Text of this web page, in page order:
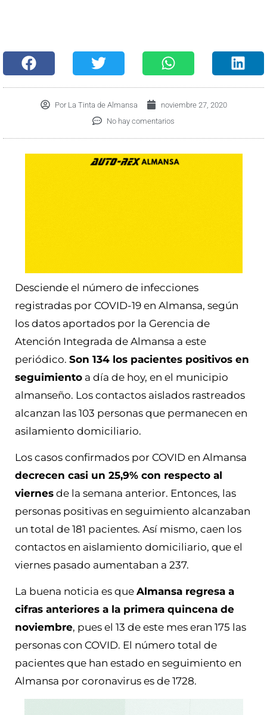
PorLa Tinta de Almansa
noviembre 27, 2020
No hay comentarios
Desciende el número de infecciones
registradas por COVID-19 en Almansa, según
los datos aportados por la Gerencia de
Atención Integrada de Almansa a este
periódico. Son 134 los pacientes positivos en
seguimiento a día de hoy, en el municipio
almanseño. Los contactos aislados rastreados
alcanzan las 103 personas que permanecen en
asilamiento domiciliario.
Los casos confirmados por COVID en Almansa
decrecen casi un 25,9% con respecto al
viernes de la semana anterior. Entonces, las
personas positivas en seguimiento alcanzaban
un total de 181 pacientes. Así mismo, caen los
contactos en aislamiento domiciliario, que el
viernes pasado aumentaban a 237.
La buena noticia es que Almansa regresa a
cifras anteriores a la primera quincena de
noviembre, pues el 13 de este mes eran 175 las
personas con COVID. El número total de
pacientes que han estado en seguimiento en
Almansa por coronavirus es de 1728.